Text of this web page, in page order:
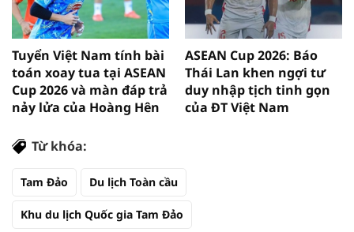
Tuyển Việt Nam tính bài
toán xoay tua tại ASEAN
Cup 2026 và màn đáp trả
nảy lửa của Hoàng Hên
ASEAN Cup 2026: Báo
Thái Lan khen ngợi tư
duy nhập tịch tinh gọn
của ĐT Việt Nam
Từ khóa:
Tam Đảo Du lịch Toàn cầu
Khu du lịch Quốc gia Tam Đảo